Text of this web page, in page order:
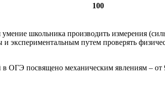
100
школьника производить измерения
экспериментальным путем проверять
в ОГЭ посвящено механическим явлениям